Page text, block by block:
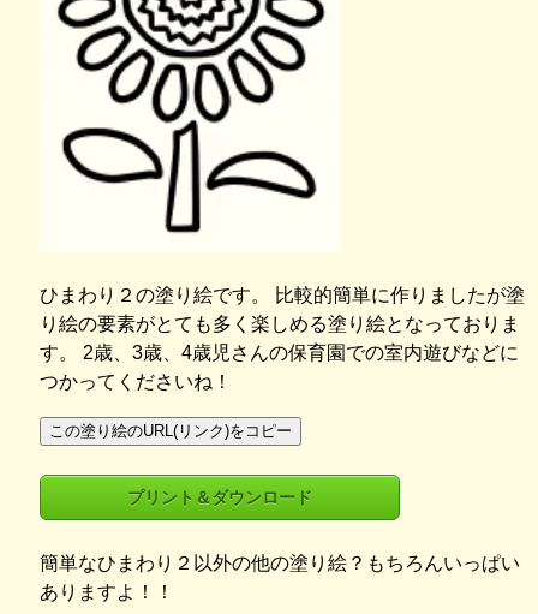
ひまわり２の塗り絵です。 比較的簡単に作りましたが塗
り絵の要素がとても多く楽しめる塗り絵となっておりま
す。 2歳、3歳、4歳児さんの保育園での室内遊びなどに
つかってくださいね！
この塗り絵のURL(リンク)をコピー
プリント＆ダウンロード
簡単なひまわり２以外の他の塗り絵？もちろんいっぱい
ありますよ！！